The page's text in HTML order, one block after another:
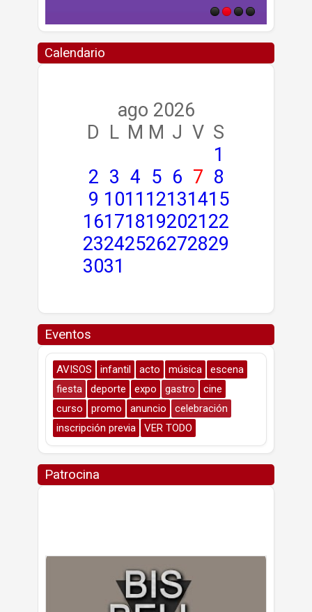
Calendario
ago 2026
D
L M M J V S
1
2 3 4 5 6 7 8
9 1011 12131415
161718192021 22
23242526272829
3031
Eventos
AVISOS infantil acto música
escena
fiesta
deporte expo gastro
cine
curso
promo anuncio
celebración
inscripción previa
VER TODO
Patrocina